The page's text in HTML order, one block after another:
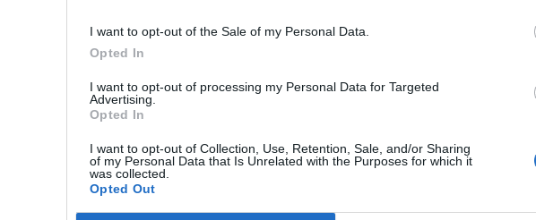
I want to opt-out of the Sale of my Personal Data.
Opted In
I want to opt-out of processing my Personal Data for Targeted
Advertising.
Opted In
I want to opt-out of Collection, Use, Retention, Sale, and/or Sharing
of my Personal Data that Is Unrelated with the Purposes for which it
was collected.
Opted Out
Χρυσωμαγειρέματα
εκπ. 205 (27.06.25)
Χρυσωμαγειρέματα
εκπ. 203